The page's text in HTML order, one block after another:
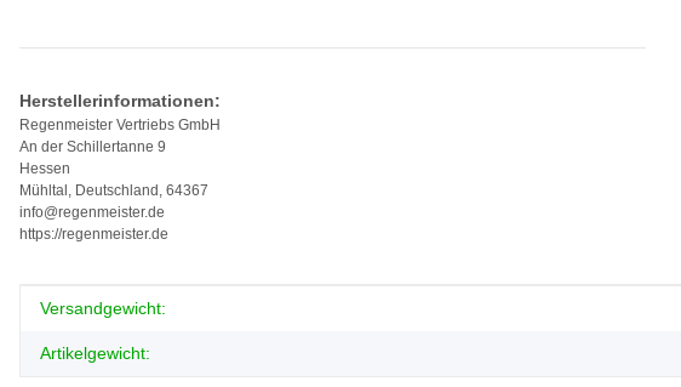
Herstellerinformationen:
Regenmeister Vertriebs GmbH
An der Schillertanne 9
Hessen
Mühltal, Deutschland, 64367
info@regenmeister.de
https://regenmeister.de
Produkteigenschaft
Wert
Versandgewicht:
Artikelgewicht: